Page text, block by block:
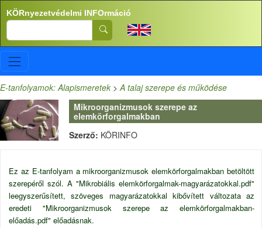
Ugrás a tartalomra
KÖRnyezetvédelmi INFOrmáció
Search
E-tanfolyamok: Alapismeretek >A talaj szerepe és működése
Mikroorganizmusok szerepe az
elemkörforgalmakban
Szerző: KÖRINFO
Ez az E-tanfolyam a mikroorganizmusok elemkörforgalmakban betöltött
szerepéről szól. A "Mikrobiális elemkörforgalmak-magyarázatokkal.pdf"
leegyszerűsített, szöveges magyarázatokkal kibővített változata az
eredeti "Mikroorganizmusok szerepe az elemkörforgalmakban-
előadás.pdf" előadásnak.